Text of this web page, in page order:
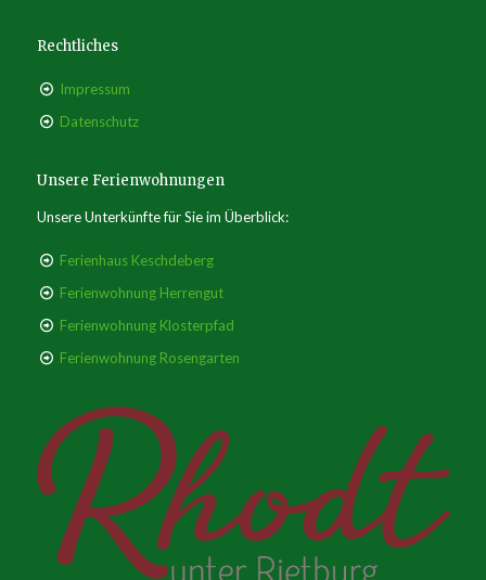
Rechtliches
Impressum
Datenschutz
Unsere Ferienwohnungen
Unsere Unterkünfte für Sie im Überblick:
Ferienhaus Keschdeberg
Ferienwohnung Herrengut
Ferienwohnung Klosterpfad
Ferienwohnung Rosengarten